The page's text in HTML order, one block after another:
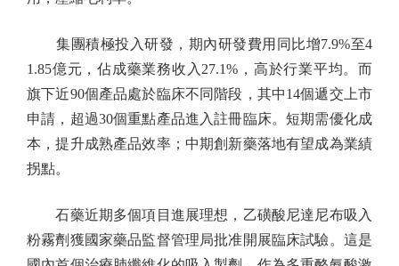
集團積極投入研發，期內研發費用同比增7.9%至4
1.85億元，佔成藥業務收入27.1%，高於行業平均。而
旗下近90個產品處於臨床不同階段，其中14個遞交上市
申請，超過30個重點產品進入註冊臨床。短期需優化成
本，提升成熟產品效率；中期創新藥落地有望成為業績
拐點。
石藥近期多個項目進展理想，乙磺酸尼達尼布吸入
粉霧劑獲國家藥品監督管理局批准開展臨床試驗。這是